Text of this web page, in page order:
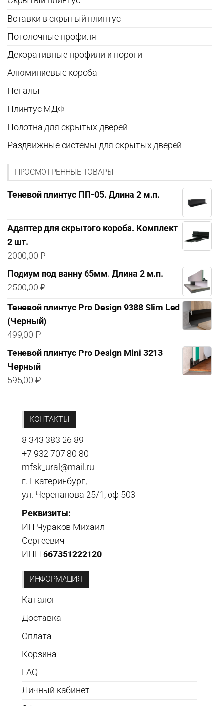
Вставки в скрытый плинтус
Потолочные профиля
Декоративные профили и пороги
Алюминиевые короба
Пеналы
Плинтус МДФ
Полотна для скрытых дверей
Раздвижные системы для скрытых дверей
ПРОСМОТРЕННЫЕ ТОВАРЫ
Теневой плинтус ПП-05. Длина 2 м.п.
Адаптер для скрытого короба. Комплект
2 шт.
2000,00 ₽
Подиум под ванну 65мм. Длина 2 м.п.
2500,00 ₽
Теневой плинтус Pro Design 9388 Slim Led
(Черный)
499,00 ₽
Теневой плинтус Pro Design Mini 3213
Черный
595,00 ₽
КОНТАКТЫ
8 343 383 26 89
+7 932 707 80 80
mfsk_ural@mail.ru
г. Екатеринбург,
ул. Черепанова 25/1, оф 503
Реквизиты:
ИП Чураков Михаил
Сергеевич
ИНН 667351222120
ИНФОРМАЦИЯ
Каталог
Доставка
Оплата
Корзина
FAQ
Личный кабинет